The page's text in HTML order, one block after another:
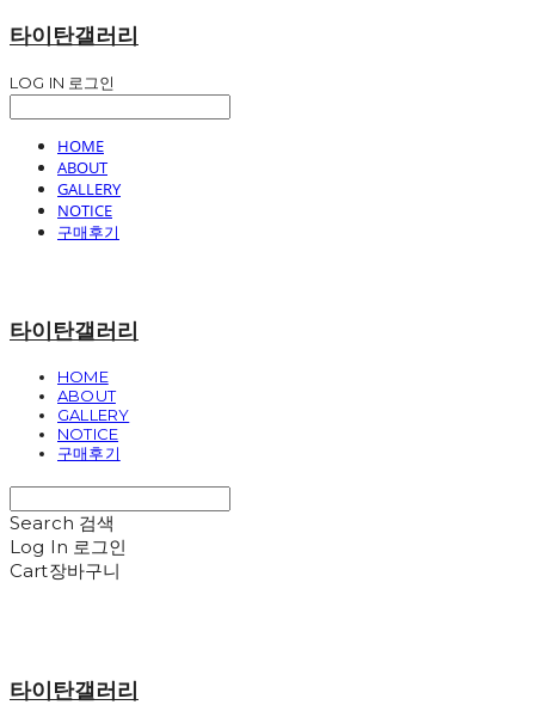
타이탄갤러리
LOG IN 로그인
HOME
ABOUT
GALLERY
NOTICE
구매후기
타이탄갤러리
HOME
ABOUT
GALLERY
NOTICE
구매후기
Search 검색
Log In 로그인
Cart장바구니
타이탄갤러리